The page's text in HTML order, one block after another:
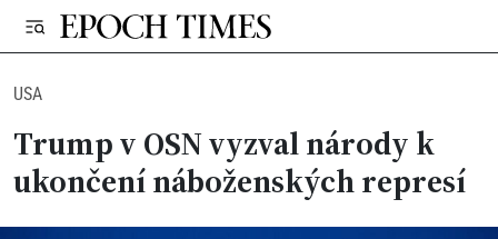
USA
Trump v OSN vyzval národy k
ukončení náboženských represí